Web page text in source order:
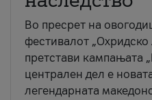
Во пресрет на
фестивалот „Охридско
претстави кампањата
централен дел е
легендарната